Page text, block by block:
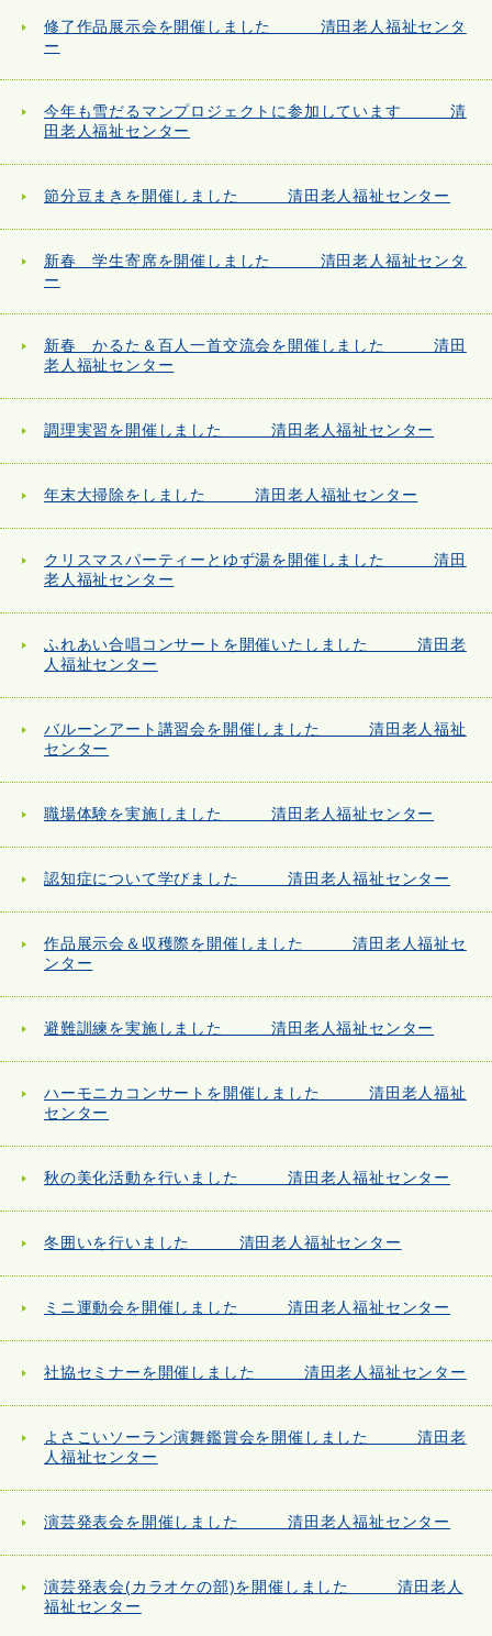
修了作品展示会を開催しました 清田老人福祉センタ
ー
今年も雪だるマンプロジェクトに参加しています 清
田老人福祉センター
節分豆まきを開催しました 清田老人福祉センター
新春 学生寄席を開催しました 清田老人福祉センタ
ー
新春 かるた＆百人一首交流会を開催しました 清田
老人福祉センター
調理実習を開催しました 清田老人福祉センター
年末大掃除をしました 清田老人福祉センター
クリスマスパーティーとゆず湯を開催しました 清田
老人福祉センター
ふれあい合唱コンサートを開催いたしました 清田老
人福祉センター
バルーンアート講習会を開催しました 清田老人福祉
センター
職場体験を実施しました 清田老人福祉センター
認知症について学びました 清田老人福祉センター
作品展示会＆収穫際を開催しました 清田老人福祉セ
ンター
避難訓練を実施しました 清田老人福祉センター
ハーモニカコンサートを開催しました 清田老人福祉
センター
秋の美化活動を行いました 清田老人福祉センター
冬囲いを行いました 清田老人福祉センター
ミニ運動会を開催しました 清田老人福祉センター
社協セミナーを開催しました 清田老人福祉センター
よさこいソーラン演舞鑑賞会を開催しました 清田老
人福祉センター
演芸発表会を開催しました 清田老人福祉センター
演芸発表会(カラオケの部)を開催しました 清田老人
福祉センター